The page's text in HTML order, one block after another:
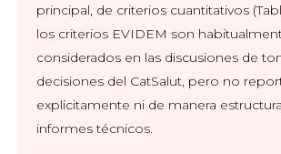
principal, de criterios cuantitativos
los criterios EVIDEM son
considerados en las discusiones de
decisiones del CatSalut, pero no
explícitamente ni de manera
informes técnicos.